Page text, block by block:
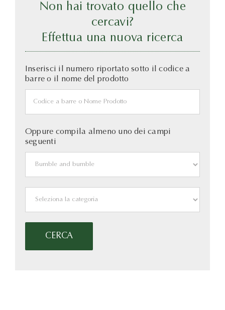
Non hai trovato quello che
cercavi?
Effettua una nuova ricerca
Inserisci il numero riportato sotto il codice a
barre o il nome del prodotto
Oppure compila almeno uno dei campi
seguenti